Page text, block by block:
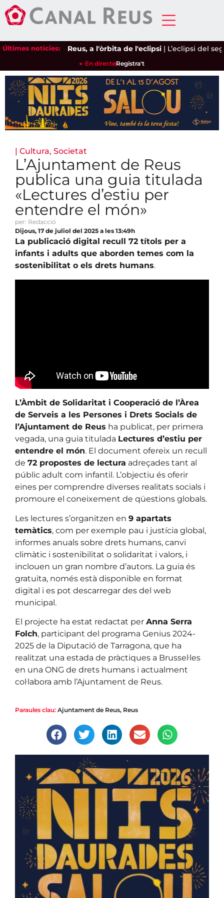
Últimes notícies:Reus, a l'òrbita de l'eclipsi|L’eclipsi del segle
En directeRegistra't
| Cultura, Societat
L’Ajuntament de Reus
publica una guia titulada
«Lectures d’estiu per
entendre el món»
per: Redacció
Dijous, 17 de juliol del 2025 a les 13:49h
La publicació digital recull 72 títols per a
infants i adults que aborden temes com la
sostenibilitat o els drets humans.
L’Àmbit de Solidaritat i Cooperació de l’Àrea
de Serveis a les Persones i Drets Socials de
l’Ajuntament de Reus ha publicat, per primera
vegada, una guia titulada Lectures d’estiu per
entendre el món. El document ofereix un recull
de 72 propostes de lectura adreçades tant al
públic adult com infantil. L’objectiu és oferir
eines per comprendre diverses realitats socials i
promoure el coneixement de qüestions globals.
Les lectures s’organitzen en 9 apartats
temàtics, com per exemple pau i justícia global,
informes anuals sobre drets humans, canvi
climàtic i sostenibilitat o solidaritat i valors, i
inclouen un gran nombre d’autors. La guia és
gratuïta, només està disponible en format
digital i es pot descarregar des del web
municipal.
El projecte ha estat redactat per Anna Serra
Folch, participant del programa Genius 2024-
2025 de la Diputació de Tarragona, que ha
realitzat una estada de pràctiques a Brussel·les
en una ONG de drets humans i actualment
col·labora amb l’Ajuntament de Reus.
Paraules clau: Ajuntament de Reus, Reus